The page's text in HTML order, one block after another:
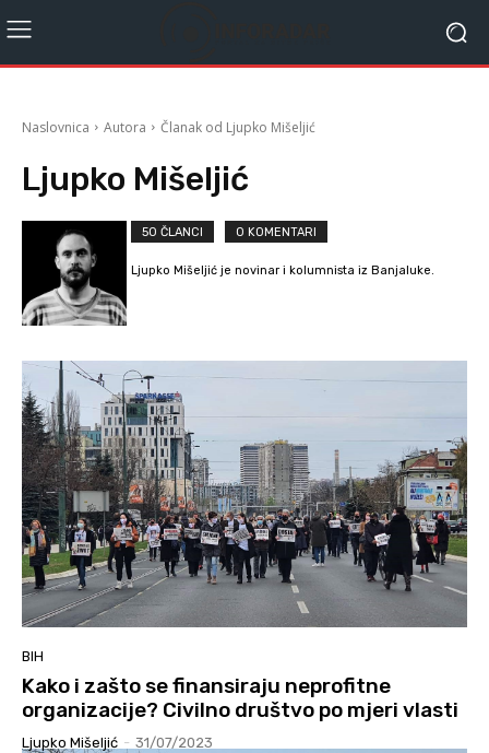
Naslovnica Autora Članak od Ljupko Mišeljić
Ljupko Mišeljić
50 ČLANCI 0 KOMENTARI
Ljupko Mišeljić je novinar i kolumnista iz Banjaluke.
BIH
Kako i zašto se finansiraju neprofitne
organizacije? Civilno društvo po mjeri vlasti
Ljupko Mišeljić - 31/07/2023